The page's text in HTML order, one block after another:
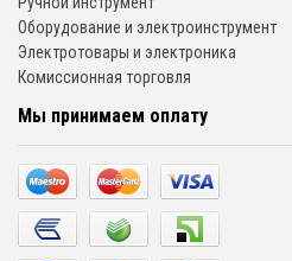
Оборудование и электроинструмент
Электротовары и электроника
Комиссионная торговля
Мы принимаем оплату